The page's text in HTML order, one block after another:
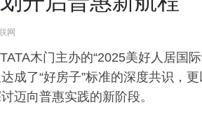
网
木门主办的“2025美好人居国
成了“好房子”标准的深度共识，
迈向普惠实践的新阶段。